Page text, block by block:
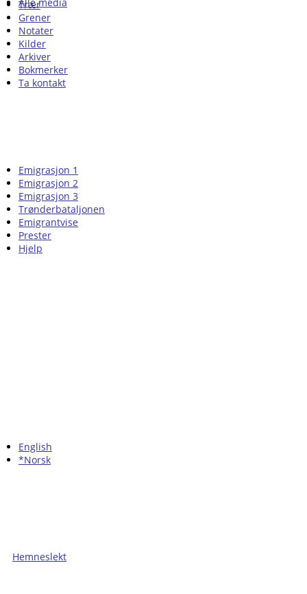
Trær
Grener
Notater
Kilder
Arkiver
Bokmerker
Ta kontakt
Emigrasjon 1
Emigrasjon 2
Emigrasjon 3
Trønderbataljonen
Emigrantvise
Prester
Hjelp
English
*Norsk
Hemneslekt